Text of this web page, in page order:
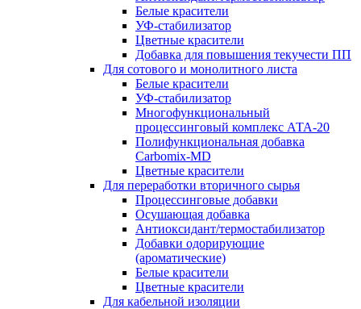
Белые красители
УФ-стабилизатор
Цветные красители
Добавка для повышения текучести ПП
Для сотового и монолитного листа
Белые красители
УФ-стабилизатор
Многофункциональный
процессинговый комплекс АТА-20
Полифункциональная добавка
Carbomix-MD
Цветные красители
Для переработки вторичного сырья
Процессинговые добавки
Осушающая добавка
Антиоксидант/термостабилизатор
Добавки одорирующие
(ароматические)
Белые красители
Цветные красители
Для кабельной изоляции